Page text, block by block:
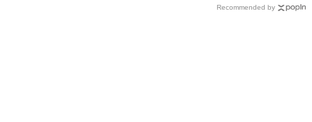
Recommended by